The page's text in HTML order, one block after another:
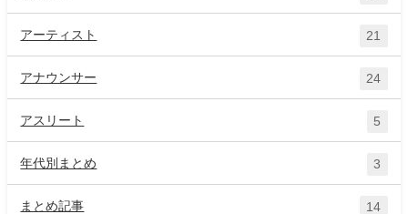
アーティスト 21
アナウンサー 24
アスリート 5
年代別まとめ 3
まとめ記事 14